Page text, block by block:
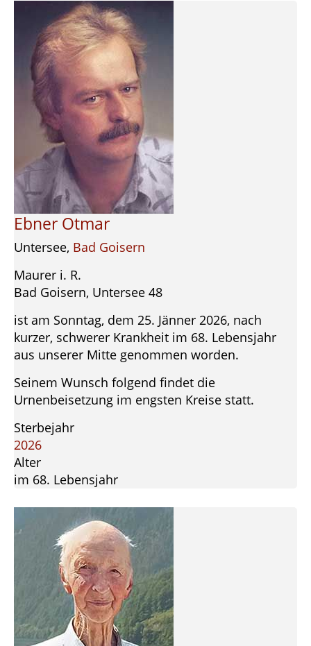
Ebner Otmar
Untersee, Bad Goisern
Maurer i. R.
Bad Goisern, Untersee 48
ist am Sonntag, dem 25. Jänner 2026, nach
kurzer, schwerer Krankheit im 68. Lebensjahr
aus unserer Mitte genommen worden.
Seinem Wunsch folgend findet die
Urnenbeisetzung im engsten Kreise statt.
Sterbejahr
2026
Alter
im 68. Lebensjahr